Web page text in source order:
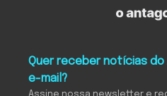
Quer receber notícias
e-mail?